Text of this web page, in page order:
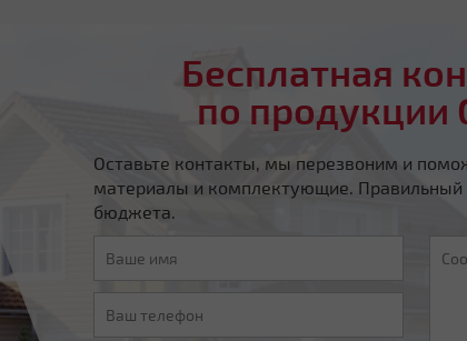
Бесплатная
по продукции
Оставьте контакты, мы перезвоним и
материалы и комплектующие. Правильный
бюджета.